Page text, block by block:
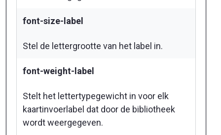
font-size-label
Stel de lettergrootte van het label in.
font-weight-label
Stelt het lettertypegewicht in voor elk
kaartinvoerlabel dat door de bibliotheek
wordt weergegeven.